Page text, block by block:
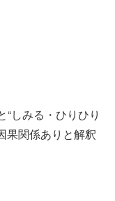
しみる・ひりひり
果関係ありと解釈